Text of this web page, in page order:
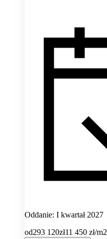
Oddanie: I kwartał 2027
od293 120zł11 450 zł/m2